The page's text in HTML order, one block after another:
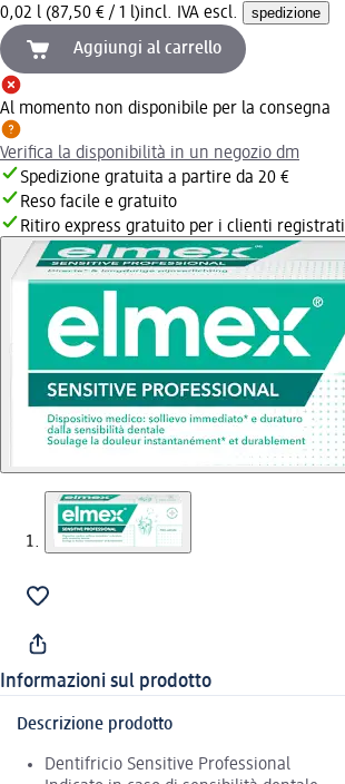
0,02 l (87,50 € / 1 l)incl. IVA escl. spedizione
Aggiungi al carrello
Al momento non disponibile per la consegna
Verifica la disponibilità in un negozio dm
Spedizione gratuita a partire da 20 €
Reso facile e gratuito
Ritiro express gratuito per i clienti registrati
Informazioni sul prodotto
Descrizione prodotto
Dentifricio Sensitive Professional